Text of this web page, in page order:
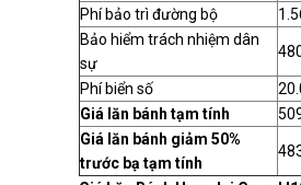
Phí bảo trì đường bộ
Bảo hiểm trách nhiệm dân
sự
Phí biển số
Giá lăn bánh tạm tính
Giá lăn bánh giảm 50%
trước bạ tạm tính